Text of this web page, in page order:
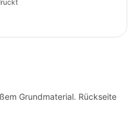
Grundmaterial. Rückseite